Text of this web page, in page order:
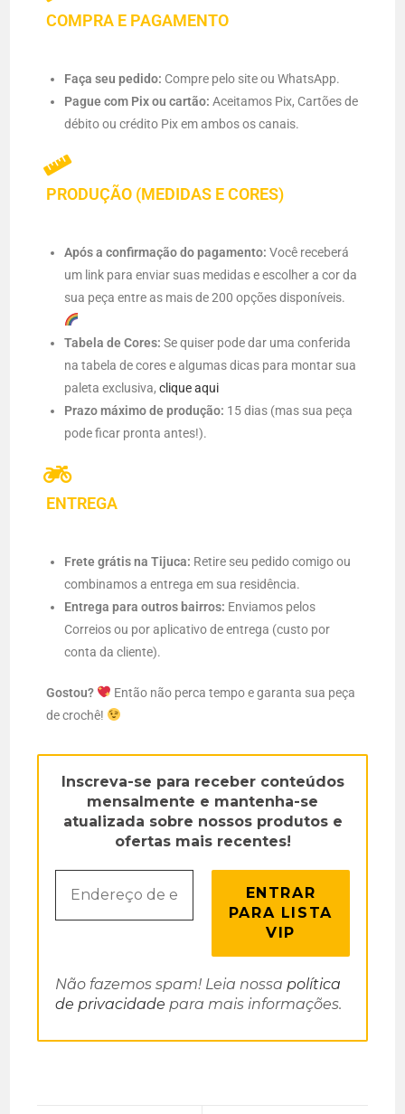
COMPRA E PAGAMENTO
Faça seu pedido: Compre pelo site ou WhatsApp.
Pague com Pix ou cartão: Aceitamos Pix, Cartões de
débito ou crédito Pix em ambos os canais.
PRODUÇÃO (MEDIDAS E CORES)
Após a confirmação do pagamento: Você receberá
um link para enviar suas medidas e escolher a cor da
sua peça entre as mais de 200 opções disponíveis.
Tabela de Cores: Se quiser pode dar uma conferida
na tabela de cores e algumas dicas para montar sua
paleta exclusiva,clique aqui
Prazo máximo de produção: 15 dias (mas sua peça
pode ficar pronta antes!).
ENTREGA
Frete grátis na Tijuca: Retire seu pedido comigo ou
combinamos a entrega em sua residência.
Entrega para outros bairros: Enviamos pelos
Correios ou por aplicativo de entrega (custo por
conta da cliente).
Gostou?
Então não perca tempo e garanta sua peça
de crochê!
Inscreva-se para receber conteúdos
mensalmente e mantenha-se
atualizada sobre nossos produtos e
ofertas mais recentes!
Não fazemos spam! Leia nossapolítica
de privacidade para mais informações.